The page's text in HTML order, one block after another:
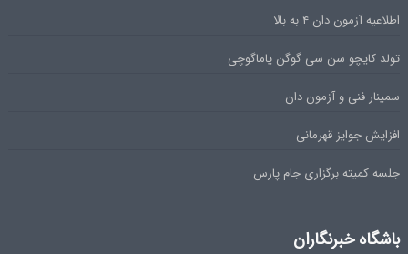
اطلاعیه آزمون دان ۴ به بالا
تولد کایچو سن سی گوگن یاماگوچی
سمینار فنی و آزمون دان
افزایش جوایز قهرمانی
جلسه کمیته برگزاری جام پارس
باشگاه خبرنگاران